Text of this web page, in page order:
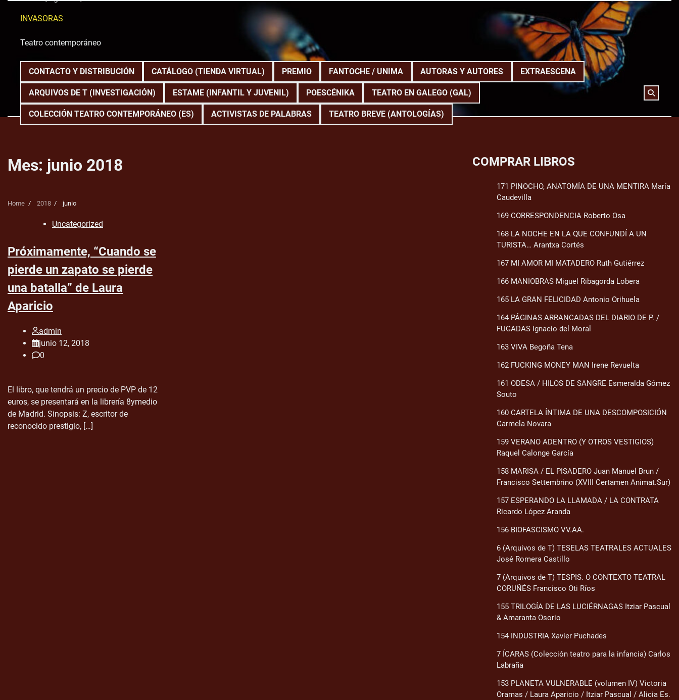
INVASORAS
Teatro contemporáneo
CONTACTO Y DISTRIBUCIÓN CATÁLOGO (TIENDA VIRTUAL) PREMIO FANTOCHE / UNIMA AUTORAS Y AUTORES EXTRAESCENA
ARQUIVOS DE T (INVESTIGACIÓN) ESTAME (INFANTIL Y JUVENIL) POESCÉNIKA TEATRO EN GALEGO (GAL)
COLECCIÓN TEATRO CONTEMPORÁNEO (ES) ACTIVISTAS DE PALABRAS TEATRO BREVE (ANTOLOGÍAS)
Mes: junio 2018
Home 2018 junio
Uncategorized
Próximamente, “Cuando se
pierde un zapato se pierde
una batalla” de Laura
Aparicio
admin
junio 12, 2018
0
El libro, que tendrá un precio de PVP de 12
euros, se presentará en la librería 8ymedio
de Madrid. Sinopsis: Z, escritor de
reconocido prestigio, […]
COMPRAR LIBROS
171 PINOCHO, ANATOMÍA DE UNA MENTIRA María
Caudevilla
169 CORRESPONDENCIA Roberto Osa
168 LA NOCHE EN LA QUE CONFUNDÍ A UN
TURISTA… Arantxa Cortés
167 MI AMOR MI MATADERO Ruth Gutiérrez
166 MANIOBRAS Miguel Ribagorda Lobera
165 LA GRAN FELICIDAD Antonio Orihuela
164 PÁGINAS ARRANCADAS DEL DIARIO DE P. /
FUGADAS Ignacio del Moral
163 VIVA Begoña Tena
162 FUCKING MONEY MAN Irene Revuelta
161 ODESA / HILOS DE SANGRE Esmeralda Gómez
Souto
160 CARTELA ÍNTIMA DE UNA DESCOMPOSICIÓN
Carmela Novara
159 VERANO ADENTRO (Y OTROS VESTIGIOS)
Raquel Calonge García
158 MARISA / EL PISADERO Juan Manuel Brun /
Francisco Settembrino (XVIII Certamen Animat.Sur)
157 ESPERANDO LA LLAMADA / LA CONTRATA
Ricardo López Aranda
156 BIOFASCISMO VV.AA.
6 (Arquivos de T) TESELAS TEATRALES ACTUALES
José Romera Castillo
7 (Arquivos de T) TESPIS. O CONTEXTO TEATRAL
CORUÑÉS Francisco Oti Ríos
155 TRILOGÍA DE LAS LUCIÉRNAGAS Itziar Pascual
& Amaranta Osorio
154 INDUSTRIA Xavier Puchades
7 ÍCARAS (Colección teatro para la infancia) Carlos
Labraña
153 PLANETA VULNERABLE (volumen IV) Victoria
Oramas / Laura Aparicio / Itziar Pascual / Alicia Es.